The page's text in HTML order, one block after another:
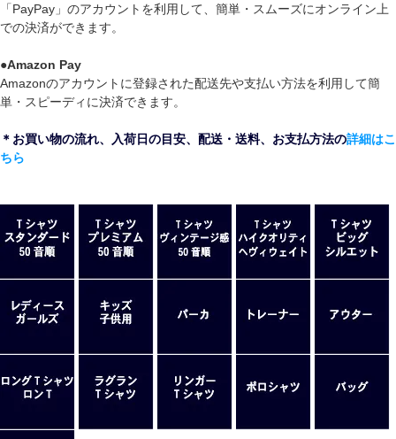
「PayPay」のアカウントを利用して、簡単・スムーズにオンライン上
での決済ができます。
●Amazon Pay
Amazonのアカウントに登録された配送先や支払い方法を利用して簡
単・スピーディに決済できます。
＊お買い物の流れ、入荷日の目安、配送・送料、お支払方法の詳細はこ
ちら